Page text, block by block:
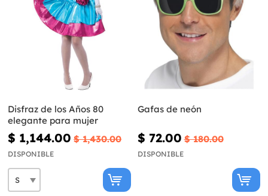
Disfraz de los Años 80
elegante para mujer
$ 1,144.00 $ 1,430.00
DISPONIBLE
Gafas de neón
$ 72.00 $ 180.00
DISPONIBLE